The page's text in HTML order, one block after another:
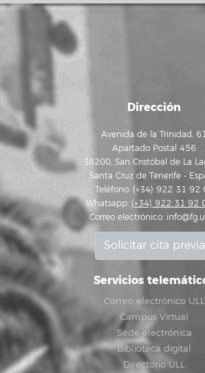
Dirección
Avenida de la Trinidad,
Apartado Postal 456
38200, San Cristóbal de La
Santa Cruz de Tenerife -
Teléfono: (+34) 922 31 92
Whatsapp: (+34) 922 31 92
Correo electrónico:
Solicitar cita previa
Servicios
Correo electrónico ULL
Campus Virtual
Sede electrónica
Biblioteca digital
Directorio ULL